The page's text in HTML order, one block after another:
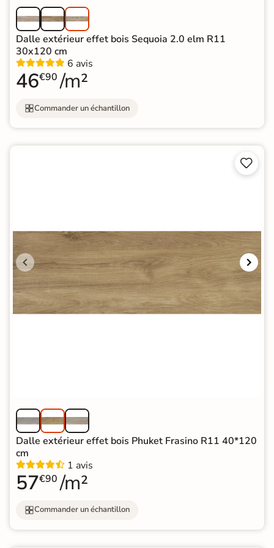
Dalle extérieur effet bois Sequoia 2.0 elm R11
30x120 cm
6 avis
46€90 /m²
Commander un échantillon


Dalle extérieur effet bois Phuket Frasino R11 40*120
cm
1 avis
57€90 /m²
Commander un échantillon